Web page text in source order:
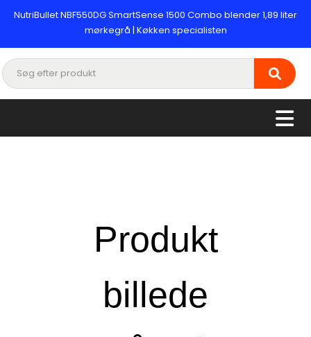
NutriBullet NBF550DG SmartSense 1500 Combo blender 1,89 liter
mørkegrå | Køkken specialisten